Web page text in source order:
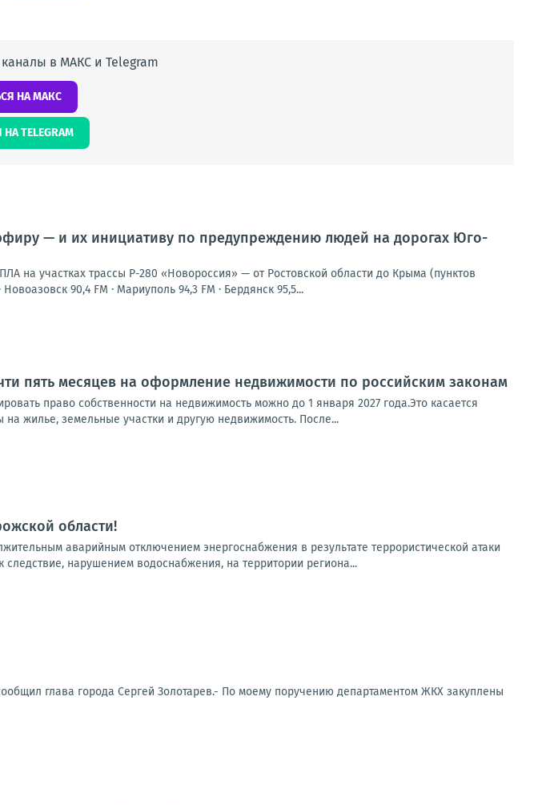
в МАКС и Telegram
НА МАКС
TELEGRAM
— и их инициативу по предупреждению людей на дорогах Юго-
на участках трассы Р-280 «Новороссия» — от Ростовской области до Крыма (пунктов
90,4 FM · Мариуполь 94,3 FM · Бердянск 95,5...
пять месяцев на оформление недвижимости по российским законам
право собственности на недвижимость можно до 1 января 2027 года.Это касается
жилье, земельные участки и другую недвижимость. После...
области!
аварийным отключением энергоснабжения в результате террористической атаки
следствие, нарушением водоснабжения, на территории региона...
глава города Сергей Золотарев.- По моему поручению департаментом ЖКХ закуплены